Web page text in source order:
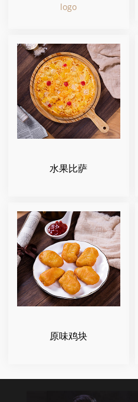
logo
水果比萨
原味鸡块